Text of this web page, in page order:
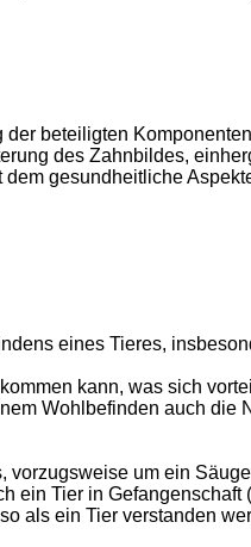
beteiligten
des Zahnbildes,
gesundheitliche
eines Tieres,
kann, was sich
Wohlbefinden auch die
um ein
Tier in
als ein Tier verstanden